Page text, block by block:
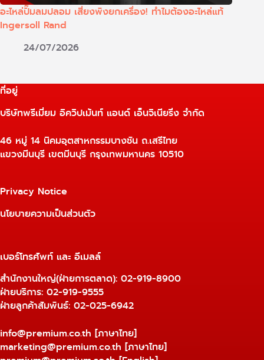
อะไหล่ปั๊มลมปลอม เสี่ยงพังยกเครื่อง! ทำไมต้องอะไหล่แท้
Ingersoll Rand
24/07/2026
ที่อยู่
บริษัทพรีเมี่ยม อิควิปเม้นท์ แอนด์ เอ็นจิเนียริ่ง จำกัด
46 หมู่ 14 นิคมอุตสาหกรรมบางชัน ถ.เสรีไทย
แขวงมีนบุรี เขตมีนบุรี กรุงเทพมหานคร 10510
Privacy Notice
นโยบายความเป็นส่วนตัว
เบอร์โทรศัพท์ และ อีเมลล์
สำนักงานใหญ่(ฝ่ายการตลาด): 02-919-8900
ฝ่ายบริการ: 02-919-9555
ฝ่ายลูกค้าสัมพันธ์: 02-025-6942
info@premium.co.th [ภาษาไทย]
marketing@premium.co.th [ภาษาไทย]